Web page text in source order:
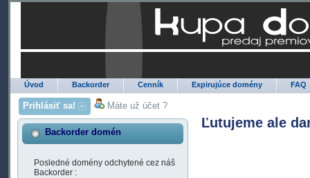
Úvod Backorder Cenník Expirujúce domény FAQ
Prihlásiť sa! Máte už účet ?
Backorder domén
Posledné domény odchytené cez náš
Backorder :
Ľutujeme ale